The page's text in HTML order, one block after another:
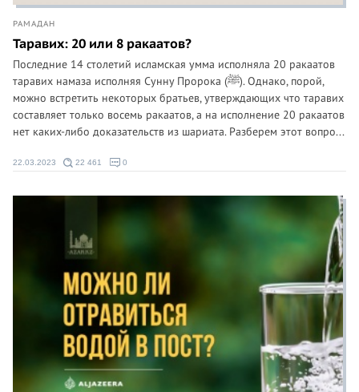
РАМАДАН
Таравих: 20 или 8 ракаатов?
Последние 14 столетий исламская умма исполняла 20 ракаатов
таравих намаза исполняя Сунну Пророка (ﷺ). Однако, порой,
можно встретить некоторых братьев, утверждающих что таравих
составляет только восемь ракаатов, а на исполнение 20 ракаатов
нет каких-либо доказательств из шариата. Разберем этот вопро...
22.03.2023 22 461 0